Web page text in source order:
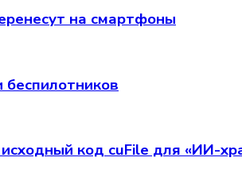
на смартфоны
код cuFile для «ИИ-